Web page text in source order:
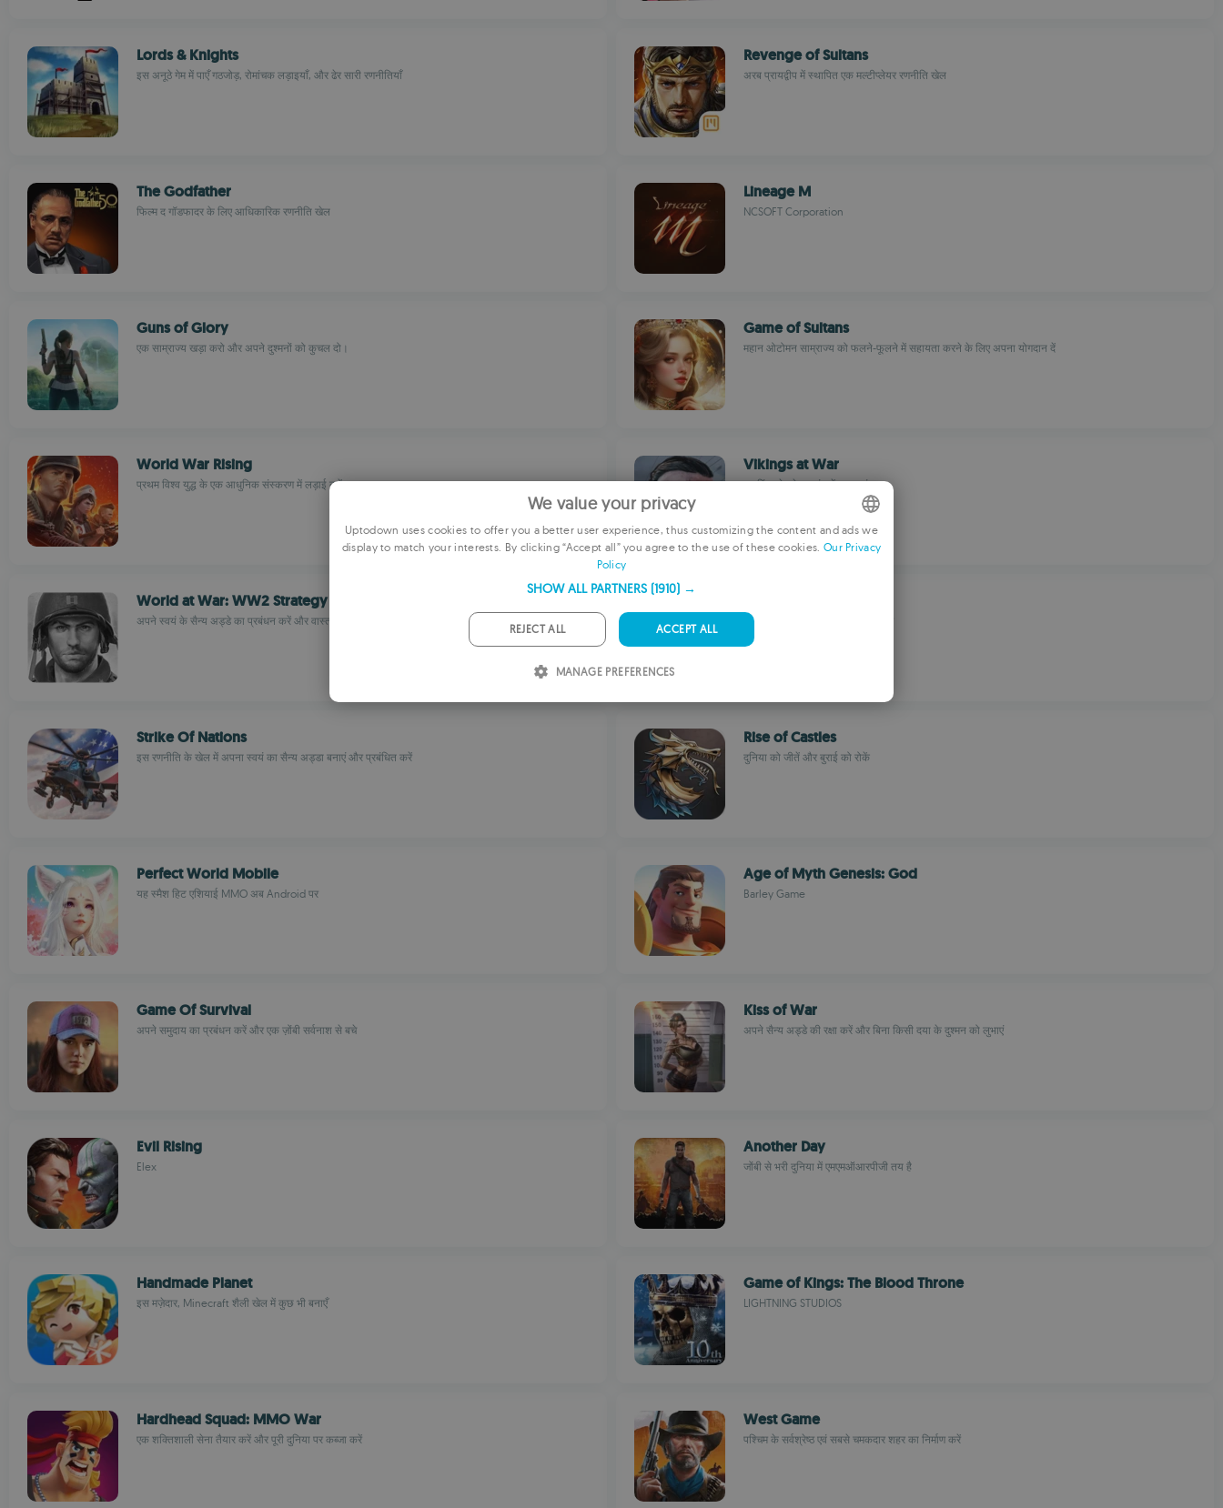
Lords & Knights
इस अनूठे गेम में पाएँ गठजोड़, रोमांचक लड़ाइयाँ, और ढेर सारी रणनीतियाँ
Revenge of Sultans
अरब प्रायद्वीप में स्थापित एक मल्टीप्लेयर रणनीति खेल
The Godfather
फिल्म द गॉडफादर के लिए आधिकारिक रणनीति खेल
Lineage M
NCSOFT Corporation
Guns of Glory
एक साम्राज्य खड़ा करो और अपने दुश्मनों को कुचल दो।
Game of Sultans
महान ओटोमन साम्राज्य को फलने-फूलने में सहायता करने के लिए अपना योगदान दें
World War Rising
प्रथम विश्व युद्ध के एक आधुनिक संस्करण में लड़ाई करें
Vikings at War
वाइकिंग से भरे ब्रह्मांड में डुब जाएं
World at War: WW2 Strategy MMO
अपने स्वयं के सैन्य अड्डे का प्रबंधन करें और वास्तविक खिलाड़ियों के खिलाफ लड़ें सर्वनाश के दौरान रणनीति और सेक्सिज्म
Strike Of Nations
इस रणनीति के खेल में अपना स्वयं का सैन्य अड्डा बनाएं और प्रबंधित करें
Rise of Castles
दुनिया को जीतें और बुराई को रोकें
Perfect World Mobile
यह स्मैश हिट एशियाई MMO अब Android पर
Age of Myth Genesis: God
Barley Game
Game Of Survival
अपने समुदाय का प्रबंधन करें और एक ज़ोंबी सर्वनाश से बचे
Kiss of War
अपने सैन्य अड्डे की रक्षा करें और बिना किसी दया के दुश्मन को लुभाएं
Evil Rising
Elex
Another Day
जोंबी से भरी दुनिया में एमएमऑआरपीजी तय है
Handmade Planet
इस मज़ेदार, Minecraft शैली खेल में कुछ भी बनाएँ
Game of Kings: The Blood Throne
LIGHTNING STUDIOS
Hardhead Squad: MMO War
एक शक्तिशाली सेना तैयार करें और पूरी दुनिया पर कब्जा करें
West Game
पश्चिम के सर्वश्रेष्ठ एवं सबसे चमकदार शहर का निर्माण करें
ENGLISH
SPANISH
ROMANIAN
We value your privacy
Uptodown uses cookies to offer you a better user experience, thus customizing the content and ads we
display to match your interests. By clicking “Accept all” you agree to the use of these cookies. Our Privacy
Policy
SHOW ALL PARTNERS (1910) →
ACCEPT ALL
REJECT ALL
MANAGE PREFERENCES